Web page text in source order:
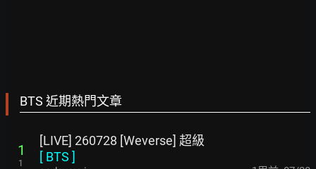
BTS 近期熱門文章
1
1
[LIVE] 260728 [Weverse] 超級
[ BTS ]